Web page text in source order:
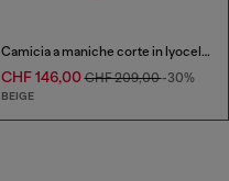
Camicia a maniche corte in lyocell con dettaglio biker
CHF 146,00CHF 209,00-30%
BEIGE